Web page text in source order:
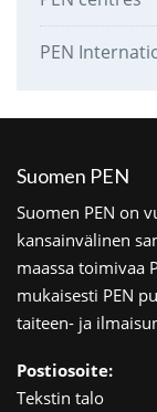
PEN
Suomen PEN
Suomen PEN on
kansainvälinen
maassa toimivaa
mukaisesti PEN
taiteen- ja
Postiosoite:
Tekstin talo